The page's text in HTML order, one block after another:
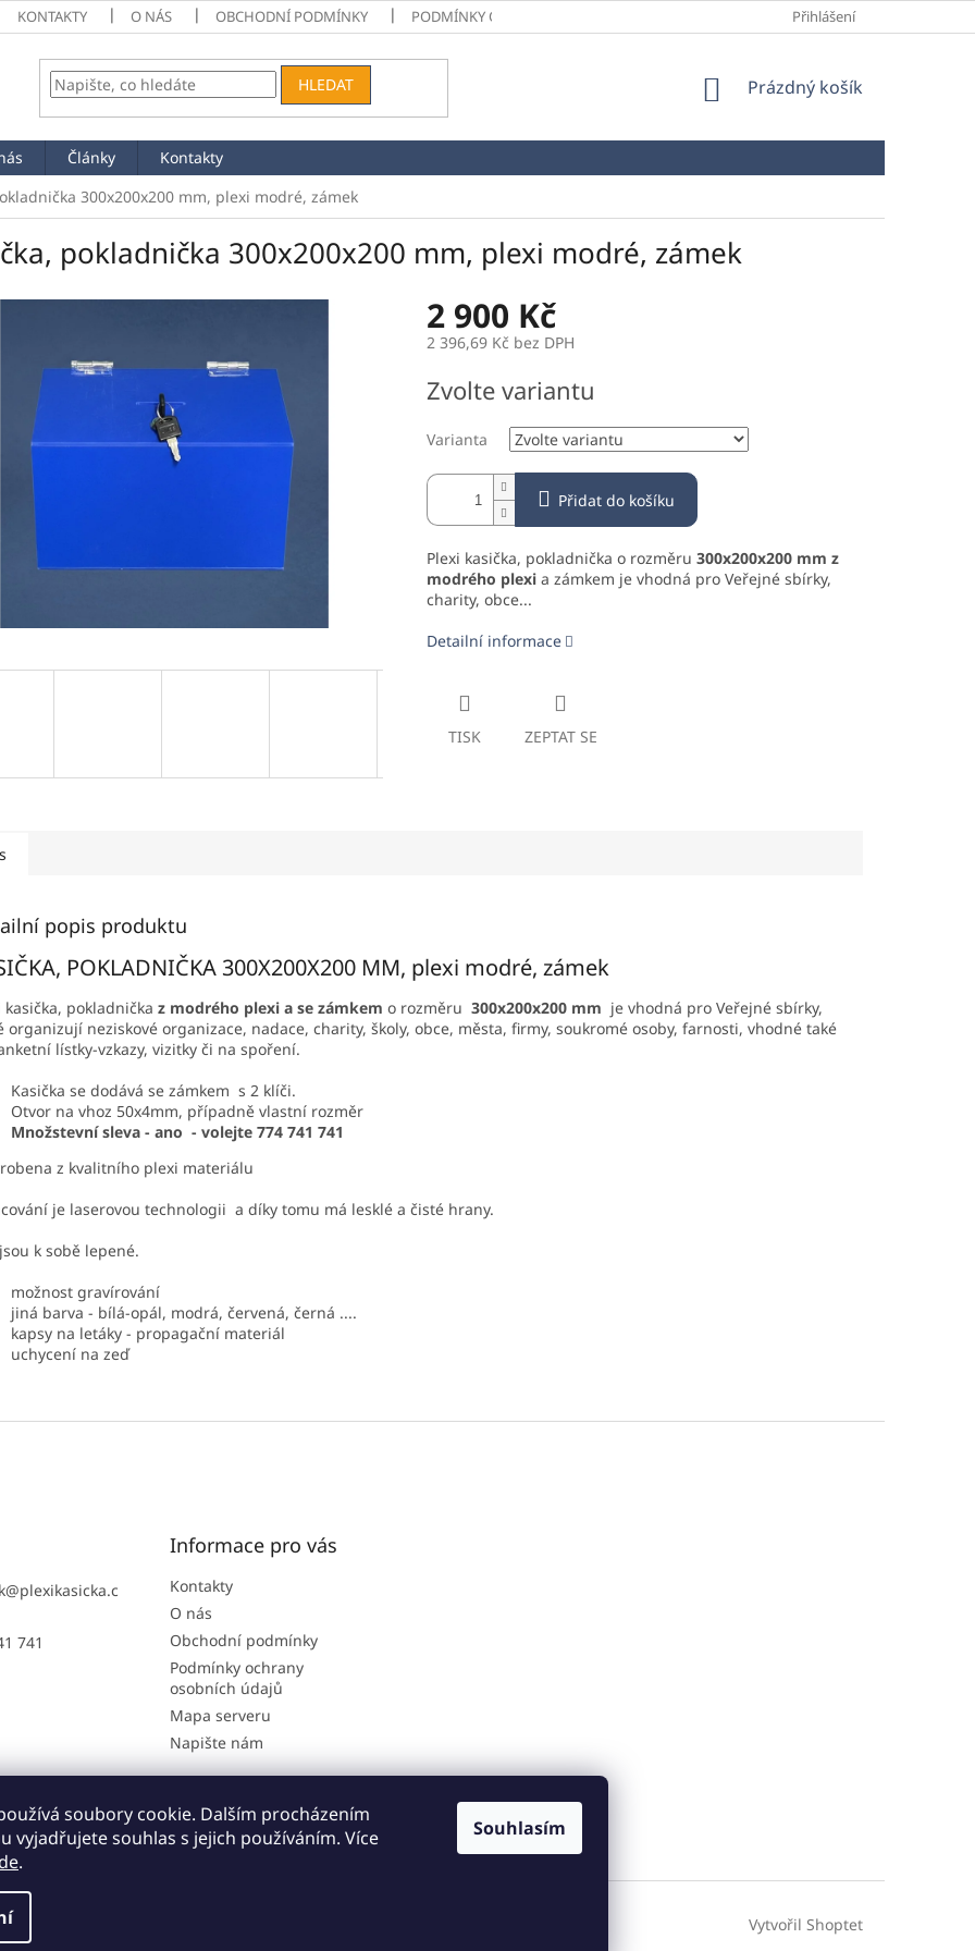
soubory cookie. Dalším procházením
vyjadřujete souhlas s jejich používáním. Více
.
Souhlasím
KONTAKTY O NÁS OBCHODNÍ PODMÍNKY PODMÍNKY OCHRANY OSOBNÍCH ÚDAJŮ MAPA SERVERUPřihlášení
HLEDAT
NÁKUPNÍ
Prázdný košík
Články
Kontakty
300x200x200 mm, plexi modré, zámek
pokladnička 300x200x200 mm, plexi modré, zámek
2 900 Kč
2 396,69 Kč bez DPH
cena:
Zvolte variantu
Varianta
Přidat do košíku
Plexi kasička, pokladnička o rozměru 300x200x200 mm z
modrého plexia zámkem je vhodná pro Veřejné sbírky,
charity, obce...
Detailní informace
TISK ZEPTAT SE
popis produktu
POKLADNIČKA 300X200X200 MM, plexi modré, zámek
kasička, pokladnička z modrého plexi a se zámkem o rozměru 300x200x200 mm je vhodná pro Veřejné sbírky,
organizují neziskové organizace, nadace, charity, školy, obce, města, firmy, soukromé osoby, farnosti, vhodné také
lístky-vzkazy, vizitky či na spoření.
Kasička se dodává se zámkem s 2 klíči.
Otvor na vhoz 50x4mm, případně vlastní rozměr
Množstevní sleva - ano - volejte 774 741 741
z kvalitního plexi materiálu
je laserovou technologii a díky tomu má lesklé a čisté hrany.
k sobě lepené.
možnost gravírování
jiná barva - bílá-opál, modrá, červená, černá ....
kapsy na letáky - propagační materiál
uchycení na zeď
@plexikasicka.c
741
Informace pro vás
Kontakty
O nás
Obchodní podmínky
Podmínky ochrany
osobních údajů
Mapa serveru
Napište nám
Sdružení Šance Olomouc Vánoční hvězda
Vytvořil Shoptet
práva vyhrazena.